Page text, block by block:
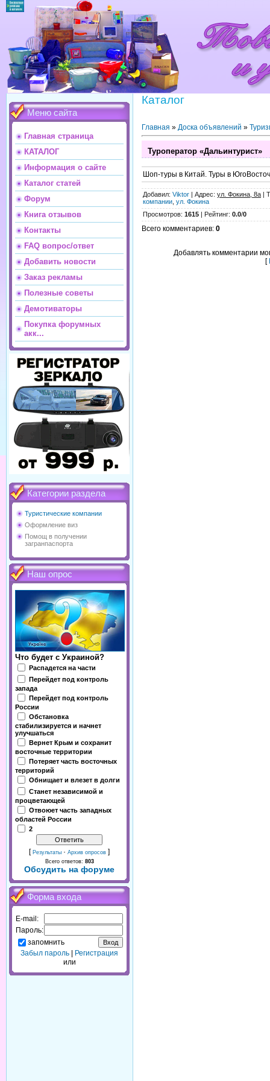
Меню сайта
Главная страница
КАТАЛОГ
Информация о сайте
Каталог статей
Форум
Книга отзывов
Контакты
FAQ вопрос/ответ
Добавить новости
Заказ рекламы
Полезные советы
Демотиваторы
Покупка форумных
акк...
Категории раздела
Туристические компании
Оформление виз
Помощ в получении
загранпаспорта
Наш опрос
Что будет с Украиной?
Распадется на части
Перейдет под контроль
запада
Перейдет под контроль
России
Обстановка
стабилизируется и начнет
улучшаться
Вернет Крым и сохранит
восточные территории
Потеряет часть восточных
территорий
Обнищает и влезет в долги
Станет независимой и
процветающей
Отвоюет часть западных
областей России
2
[ Результаты · Архив опросов ]
Всего ответов: 803
Обсудить на форуме
Форма входа
E-mail:
Пароль:
запомнить
Забыл пароль
Регистрация
или
Каталог
Главная » Доска объявлений »
Туроператор «Дальинтурист»
Шоп-туры в Китай. Туры в
Добавил: Viktor | Адрес: ул. Фокина, 8а |
компании ул. Фокина
Просмотров: 1615 | Рейтинг: 0.0/0
Всего комментариев: 0
Добавлять комментарии
[